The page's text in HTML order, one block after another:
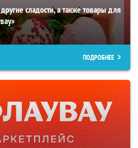
сладости, а также товары для
ПОДРОБНЕЕ